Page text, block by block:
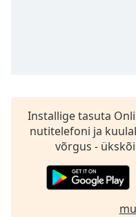
Opacity
Background
Installige tasuta
nutitelefoni ja
võrgus -